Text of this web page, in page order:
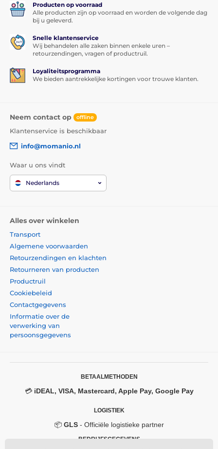
Producten op voorraad
Alle producten zijn op voorraad en worden de volgende dag
bij u geleverd.
Snelle klantenservice
Wij behandelen alle zaken binnen enkele uren –
retourzendingen, vragen of productruil.
Loyaliteitsprogramma
We bieden aantrekkelijke kortingen voor trouwe klanten.
Neem contact op offline
Klantenservice is beschikbaar
info@momanio.nl
Waar u ons vindt
Nederlands
Alles over winkelen
Transport
Algemene voorwaarden
Retourzendingen en klachten
Retourneren van producten
Productruil
Cookiebeleid
Contactgegevens
Informatie over de
verwerking van
persoonsgegevens
BETAALMETHODEN
💳 iDEAL, VISA, Mastercard, Apple Pay, Google Pay
LOGISTIEK
📦 GLS- Officiële logistieke partner
BEDRIJFSGEGEVENS